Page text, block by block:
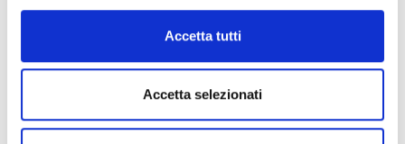
Accetta tutti
Accetta selezionati